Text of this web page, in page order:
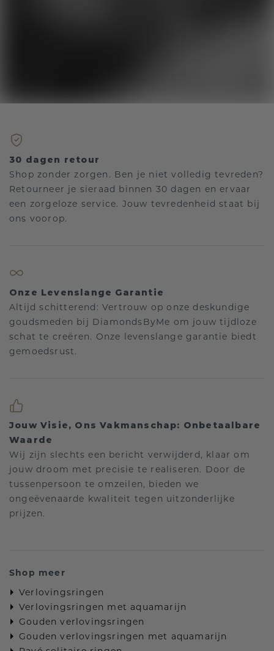
30 dagen retour
Shop zonder zorgen. Ben je niet volledig tevreden?
Retourneer je sieraad binnen 30 dagen en ervaar
een zorgeloze service. Jouw tevredenheid staat bij
ons voorop.
Onze Levenslange Garantie
Altijd schitterend: Vertrouw op onze deskundige
goudsmeden bij DiamondsByMe om jouw tijdloze
schat te creëren. Onze levenslange garantie biedt
gemoedsrust.
Jouw Visie, Ons Vakmanschap: Onbetaalbare
Waarde
Wij zijn slechts een bericht verwijderd, klaar om
jouw droom met precisie te realiseren. Door de
tussenpersoon te omzeilen, bieden we
ongeëvenaarde kwaliteit tegen uitzonderlijke
prijzen.
Shop meer
Verlovingsringen
Verlovingsringen met aquamarijn
Gouden verlovingsringen
Gouden verlovingsringen met aquamarijn